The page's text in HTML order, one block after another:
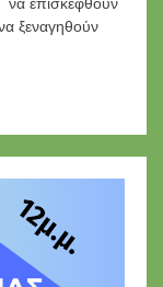
ξεναγηθούν